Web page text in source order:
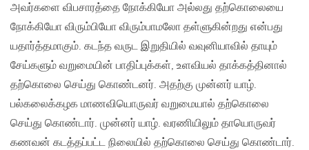
அவர்களை விபசாரத்தை நோக்கியோ அல்லது தற்கொலையை
நோக்கியோ விரும்பியோ விரும்பாமலோ தள்ளுகின்றது என்பது
யதார்த்தமாகும். கடந்த வருட இறுதியில் வவுனியாவில் தாயும்
சேய்களும் வறுமையின் பாதிப்புக்கள், உளவியல் தாக்கத்தினால்
தற்கொலை செய்து கொண்டனர். அதற்கு முன்னர் யாழ்.
பல்கலைக்கழக மாணவியொருவர் வறுமையால் தற்கொலை
செய்து கொண்டார். முன்னர் யாழ். வரணியிலும் தாயொருவர்
கணவன் கடத்தப்பட்ட நிலையில் தற்கொலை செய்து கொண்டார்.